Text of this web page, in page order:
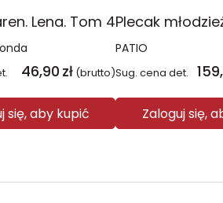
Lena. Tom 4
46,90 zł (brutto)
się, aby kupić
PATIO
Sug. cena det.
Zaloguj się,